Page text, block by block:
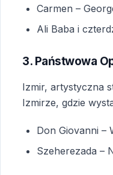
Carmen –
Ali Baba i
3. Państwowa
Izmir, artystyczna
Izmirze, gdzie
Don Giovanni –
Szeherezada –